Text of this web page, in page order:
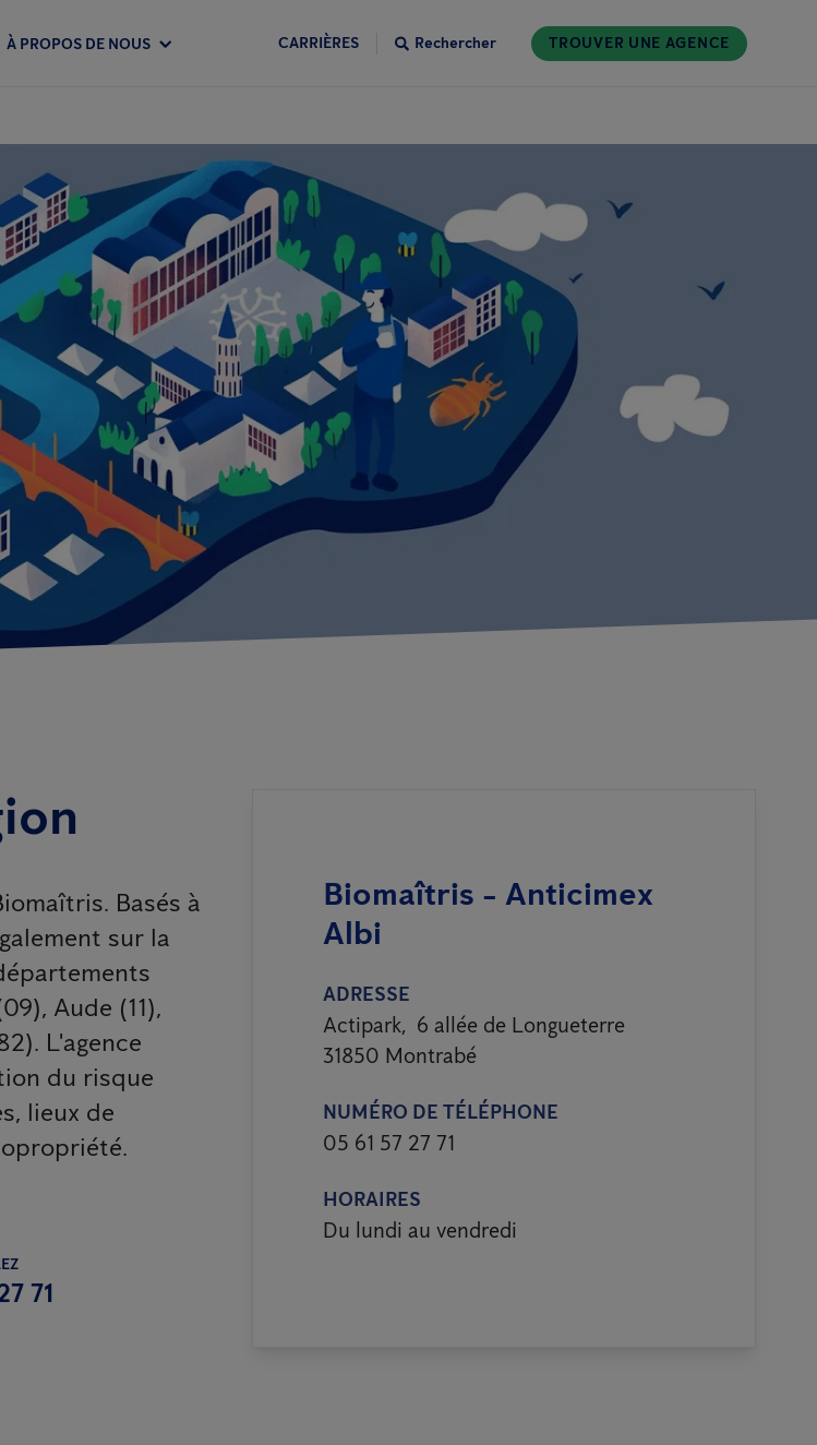
À PROPOS DE NOUS CARRIÈRES Rechercher TROUVER UNE AGENCE
Basés à
sur la
Aude (11),
L'agence
du risque
lieux de
71
Biomaîtris - Anticimex
Albi
ADRESSE
Actipark, 6 allée de Longueterre
31850 Montrabé
NUMÉRO DE TÉLÉPHONE
05 61 57 27 71
HORAIRES
Du lundi au vendredi